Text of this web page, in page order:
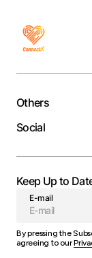
Others
Social
Keep Up to
E-mail
By pressing the
agreeing to our